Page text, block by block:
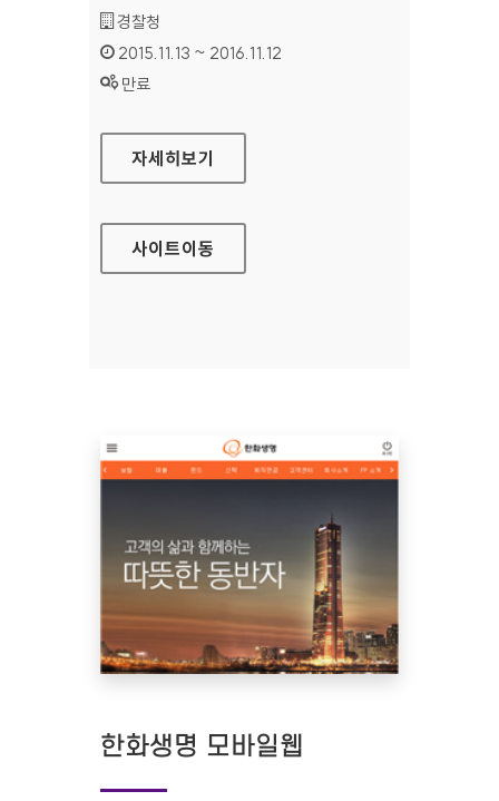
기관명 :
경찰청
인증기간 :
2015.11.13 ~ 2016.11.12
상태 :
만료
유실물관리시스템 홈페이지
자세히보기
사이트이동
한화생명 모바일웹